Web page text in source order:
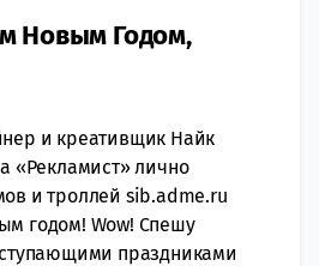
Новым Годом,
и креативщик Найк
«Рекламист» лично
и троллей sib.adme.ru
годом! Wow! Спешу
праздниками